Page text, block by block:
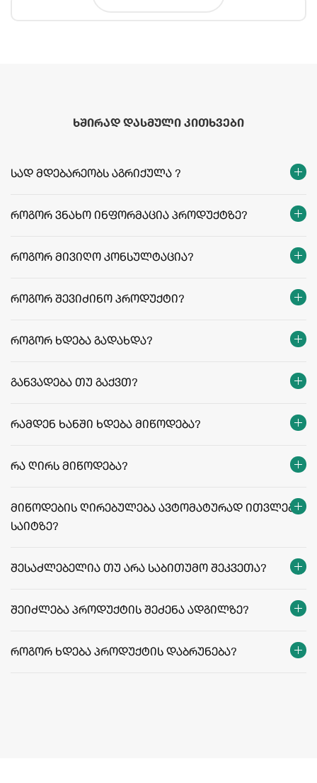
ხშირად დასმული კითხვები
სად მდებარეობს აგრიქულა ?
როგორ ვნახო ინფორმაცია პროდუქტზე?
როგორ მივიღო კონსულტაცია?
როგორ შევიძინო პროდუქტი?
როგორ ხდება გადახდა?
განვადება თუ გაქვთ?
რამდენ ხანში ხდება მიწოდება?
რეგიონები:
რა ღირს მიწოდება?
მიწოდების ღირებულება ავტომატურად ითვლება
საიტზე?
შესაძლებელია თუ არა საბითუმო შეკვეთა?
შეიძლება პროდუქტის შეძენა ადგილზე?
როგორ ხდება პროდუქტის დაბრუნება?